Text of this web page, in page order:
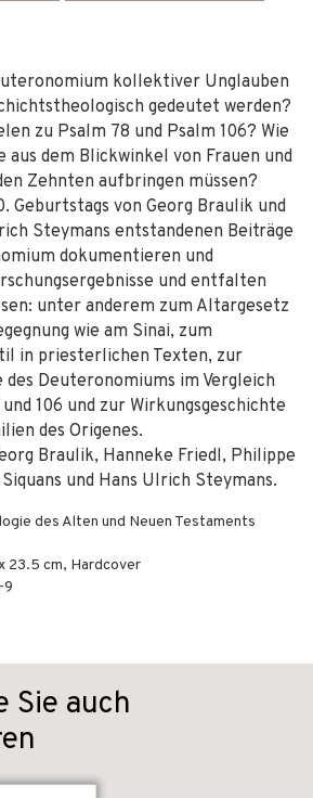
kollektiver Unglauben
gedeutet werden?
zu Psalm 78 und Psalm 106? Wie
dem Blickwinkel von Frauen und
Zehnten aufbringen müssen?
Geburtstags von Georg Braulik und
Steymans entstandenen Beiträge
dokumentieren und
und entfalten
unter anderem zum Altargesetz
wie am Sinai, zum
in priesterlichen Texten, zur
Deuteronomiums im Vergleich
106 und zur Wirkungsgeschichte
des Origenes.
Braulik, Hanneke Friedl, Philippe
und Hans Ulrich Steymans.
des Alten und Neuen Testaments
23.5 cm, Hardcover
9
Sie auch